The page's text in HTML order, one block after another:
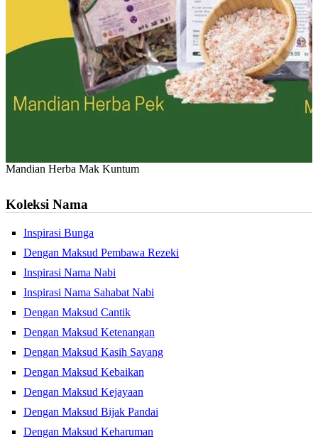
Mandian Herba Mak Kuntum
Koleksi Nama
Inspirasi Bunga
Dengan Maksud Pembawa Rezeki
Inspirasi Nama Nabi
Inspirasi Nama Sahabat Nabi
Dengan Maksud Cantik
Dengan Maksud Ketenangan
Dengan Maksud Kasih Sayang
Dengan Maksud Kebaikan
Dengan Maksud Kejayaan
Dengan Maksud Bijak Pandai
Dengan Maksud Keharuman